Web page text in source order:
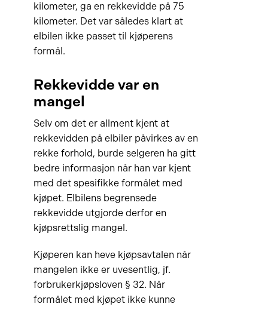
kilometer, ga en rekkevidde på 75
kilometer. Det var således klart at
elbilen ikke passet til kjøperens
formål.
Rekkevidde var en
mangel
Selv om det er allment kjent at
rekkevidden på elbiler påvirkes av en
rekke forhold, burde selgeren ha gitt
bedre informasjon når han var kjent
med det spesifikke formålet med
kjøpet. Elbilens begrensede
rekkevidde utgjorde derfor en
kjøpsrettslig mangel.
Kjøperen kan heve kjøpsavtalen når
mangelen ikke er uvesentlig, jf.
forbrukerkjøpsloven § 32. Når
formålet med kjøpet ikke kunne